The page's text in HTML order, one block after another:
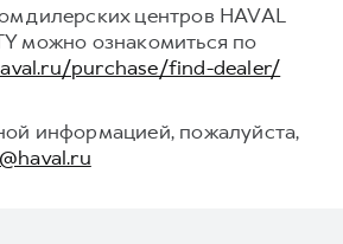
дилерских центров HAVAL
можно ознакомиться по
purchase/find-dealer/
информацией, пожалуйста,